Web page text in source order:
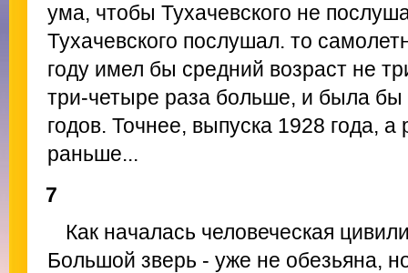
ума, чтобы Тухачевского не
Тухачевского послушал. то
году имел бы средний возраст не
три-четыре раза больше, и была бы
годов. Точнее, выпуска 1928 года, а
раньше...
7
Как началась человеческая
Большой зверь - уже не обезьяна,